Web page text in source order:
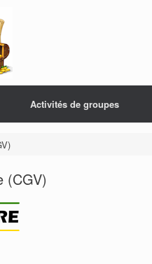
Activités de groupes
(CGV)